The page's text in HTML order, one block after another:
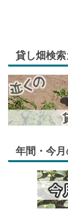
貸し畑検
年間・今